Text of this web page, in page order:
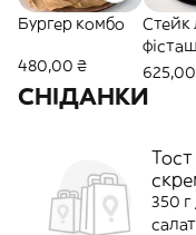
Бургер комбо
480,00 ₴
Стейк
соусом
СНІДАНКИ
350 г / Чіабата, яйце куряче,